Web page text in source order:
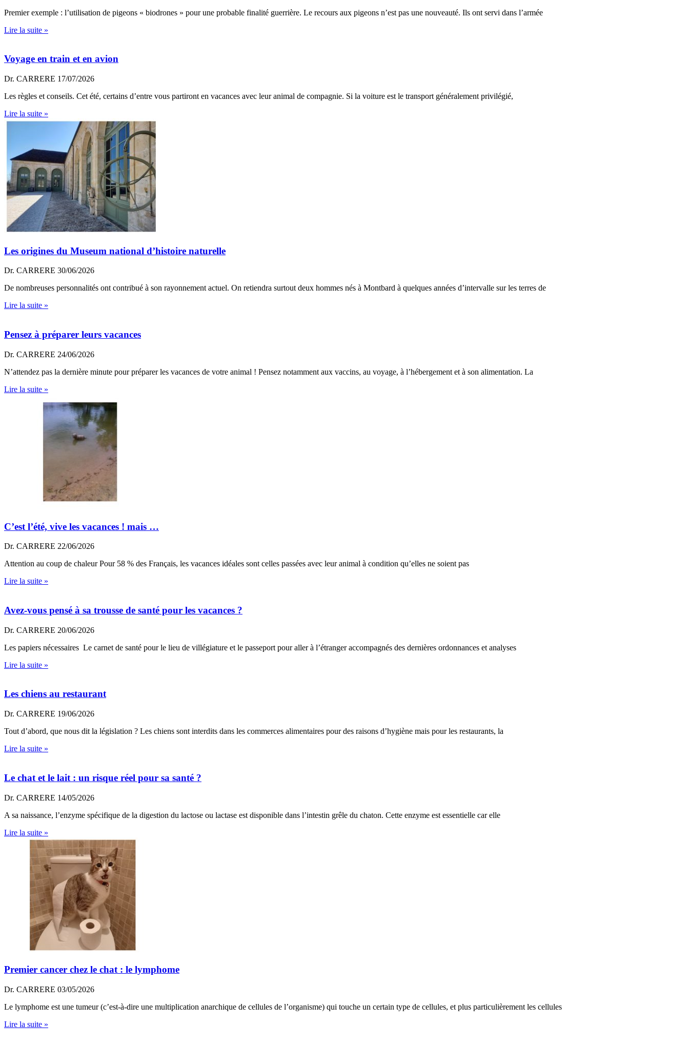
Premier exemple : l’utilisation de pigeons « biodrones » pour une probable finalité guerrière. Le recours aux pigeons n’est pas une nouveauté. Ils ont servi dans l’armée
Lire la suite »
Voyage en train et en avion
Dr. CARRERE 17/07/2026
Les règles et conseils. Cet été, certains d’entre vous partiront en vacances avec leur animal de compagnie. Si la voiture est le transport généralement privilégié,
Lire la suite »
Les origines du Museum national d’histoire naturelle
Dr. CARRERE 30/06/2026
De nombreuses personnalités ont contribué à son rayonnement actuel. On retiendra surtout deux hommes nés à Montbard à quelques années d’intervalle sur les terres de
Lire la suite »
Pensez à préparer leurs vacances
Dr. CARRERE 24/06/2026
N’attendez pas la dernière minute pour préparer les vacances de votre animal ! Pensez notamment aux vaccins, au voyage, à l’hébergement et à son alimentation. La
Lire la suite »
C’est l’été, vive les vacances ! mais …
Dr. CARRERE 22/06/2026
Attention au coup de chaleur Pour 58 % des Français, les vacances idéales sont celles passées avec leur animal à condition qu’elles ne soient pas
Lire la suite »
Avez-vous pensé à sa trousse de santé pour les vacances ?
Dr. CARRERE 20/06/2026
Les papiers nécessaires Le carnet de santé pour le lieu de villégiature et le passeport pour aller à l’étranger accompagnés des dernières ordonnances et analyses
Lire la suite »
Les chiens au restaurant
Dr. CARRERE 19/06/2026
Tout d’abord, que nous dit la législation ? Les chiens sont interdits dans les commerces alimentaires pour des raisons d’hygiène mais pour les restaurants, la
Lire la suite »
Le chat et le lait : un risque réel pour sa santé ?
Dr. CARRERE 14/05/2026
A sa naissance, l’enzyme spécifique de la digestion du lactose ou lactase est disponible dans l’intestin grêle du chaton. Cette enzyme est essentielle car elle
Lire la suite »
Premier cancer chez le chat : le lymphome
Dr. CARRERE 03/05/2026
Le lymphome est une tumeur (c’est-à-dire une multiplication anarchique de cellules de l’organisme) qui touche un certain type de cellules, et plus particulièrement les cellules
Lire la suite »